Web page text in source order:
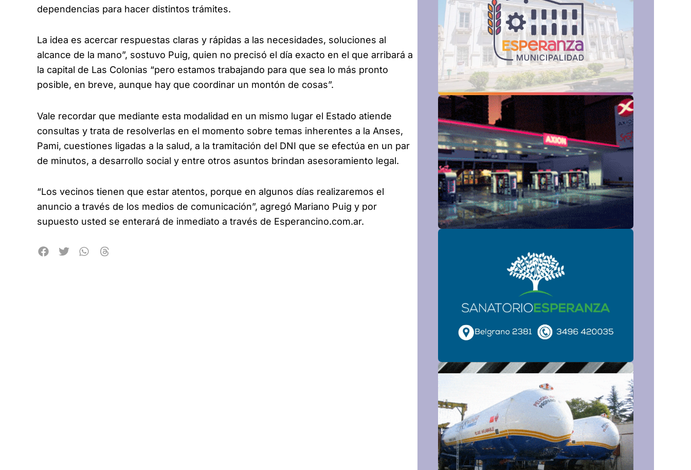
dependencias para hacer distintos trámites.
La idea es acercar respuestas claras y rápidas a las necesidades, soluciones al
alcance de la mano”, sostuvo Puig, quien no precisó el día exacto en el que arribará a
la capital de Las Colonias “pero estamos trabajando para que sea lo más pronto
posible, en breve, aunque hay que coordinar un montón de cosas”.
Vale recordar que mediante esta modalidad en un mismo lugar el Estado atiende
consultas y trata de resolverlas en el momento sobre temas inherentes a la Anses,
Pami, cuestiones ligadas a la salud, a la tramitación del DNI que se efectúa en un par
de minutos, a desarrollo social y entre otros asuntos brindan asesoramiento legal.
“Los vecinos tienen que estar atentos, porque en algunos días realizaremos el
anuncio a través de los medios de comunicación”, agregó Mariano Puig y por
supuesto usted se enterará de inmediato a través de Esperancino.com.ar.